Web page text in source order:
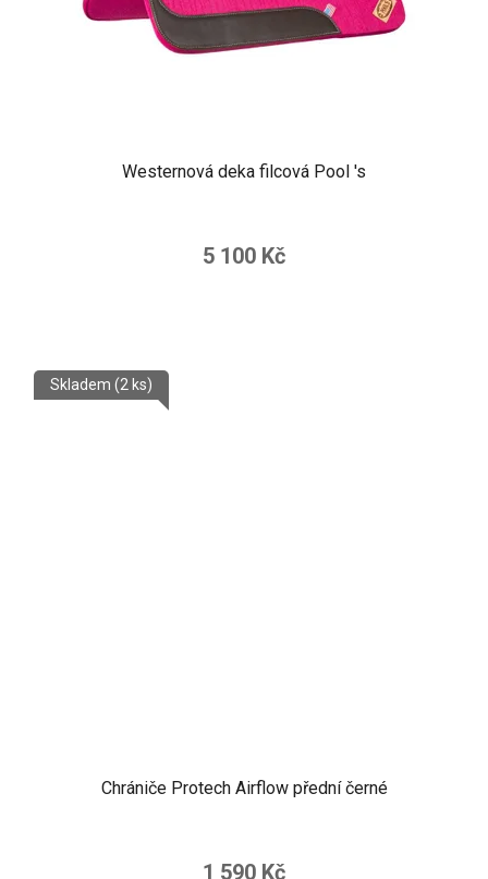
Westernová deka filcová Pool 's
5 100 Kč
Chrániče Protech Airflow přední černé
Skladem (2 ks)
1 590 Kč